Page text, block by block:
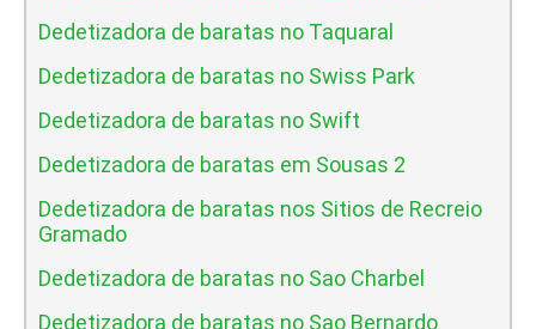
Dedetizadora de baratas no Taquaral
Dedetizadora de baratas no Swiss Park
Dedetizadora de baratas no Swift
Dedetizadora de baratas em Sousas 2
Dedetizadora de baratas nos Sitios de Recreio
Gramado
Dedetizadora de baratas no Sao Charbel
Dedetizadora de baratas no Sao Bernardo